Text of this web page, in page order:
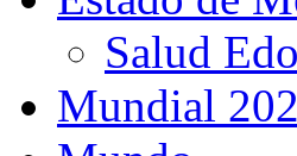
Salud
Mundial